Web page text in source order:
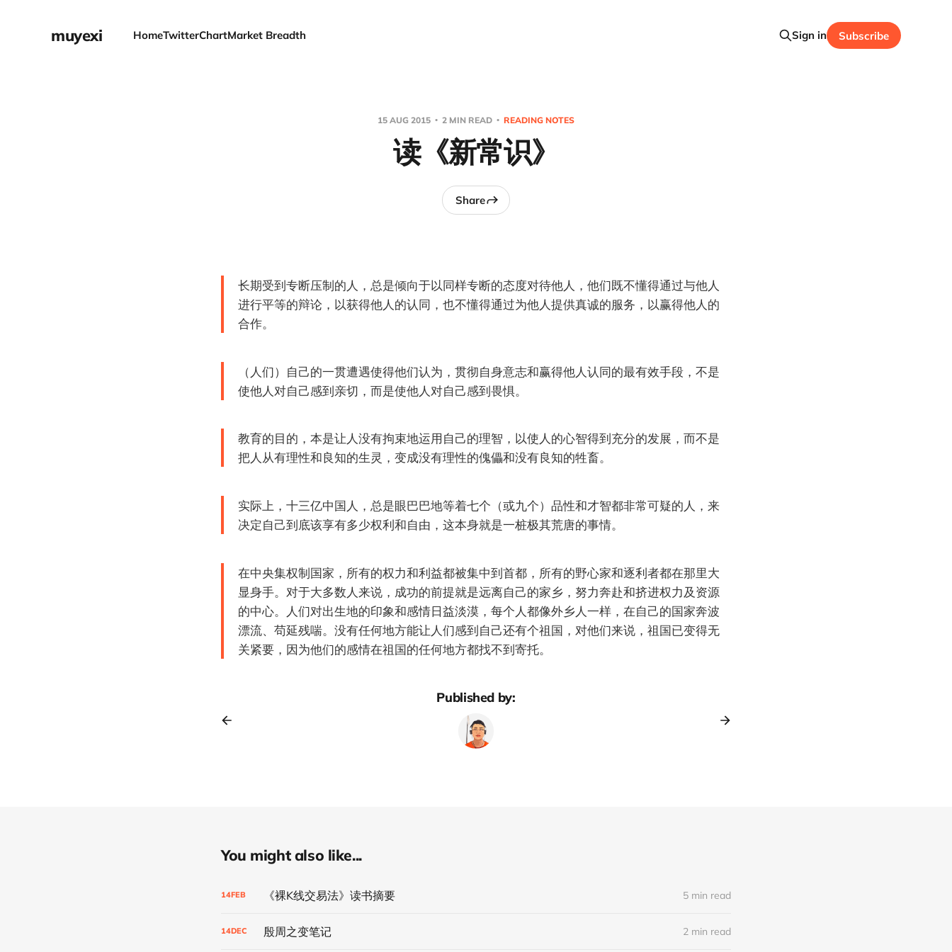
muyexi HomeTwitterChartMarket Breadth Sign in Subscribe
15 AUG 2015 2 MIN READ READING NOTES
读《新常识》
Share
长期受到专断压制的人，总是倾向于以同样专断的态度对待他人，他们既不懂得通过与他人
进行平等的辩论，以获得他人的认同，也不懂得通过为他人提供真诚的服务，以赢得他人的
合作。
（人们）自己的一贯遭遇使得他们认为，贯彻自身意志和赢得他人认同的最有效手段，不是
使他人对自己感到亲切，而是使他人对自己感到畏惧。
教育的目的，本是让人没有拘束地运用自己的理智，以使人的心智得到充分的发展，而不是
把人从有理性和良知的生灵，变成没有理性的傀儡和没有良知的牲畜。
实际上，十三亿中国人，总是眼巴巴地等着七个（或九个）品性和才智都非常可疑的人，来
决定自己到底该享有多少权利和自由，这本身就是一桩极其荒唐的事情。
在中央集权制国家，所有的权力和利益都被集中到首都，所有的野心家和逐利者都在那里大
显身手。对于大多数人来说，成功的前提就是远离自己的家乡，努力奔赴和挤进权力及资源
的中心。人们对出生地的印象和感情日益淡漠，每个人都像外乡人一样，在自己的国家奔波
漂流、苟延残喘。没有任何地方能让人们感到自己还有个祖国，对他们来说，祖国已变得无
关紧要，因为他们的感情在祖国的任何地方都找不到寄托。
Published by:
You might also like...
14FEB 《裸K线交易法》读书摘要 5 min read
14DEC 殷周之变笔记 2 min read